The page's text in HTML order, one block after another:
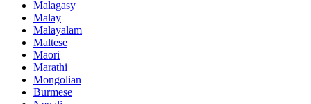
Malagasy
Malay
Malayalam
Maltese
Maori
Marathi
Mongolian
Burmese